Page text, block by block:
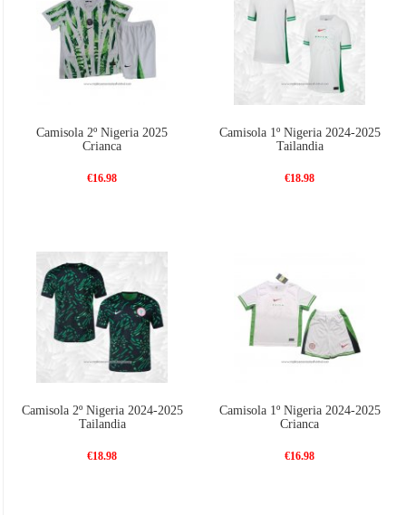
Camisola 2º Nigeria 2025
Crianca
€16.98
Camisola 1º Nigeria 2024-2025
Tailandia
€18.98
Camisola 2º Nigeria 2024-2025
Tailandia
€18.98
Camisola 1º Nigeria 2024-2025
Crianca
€16.98